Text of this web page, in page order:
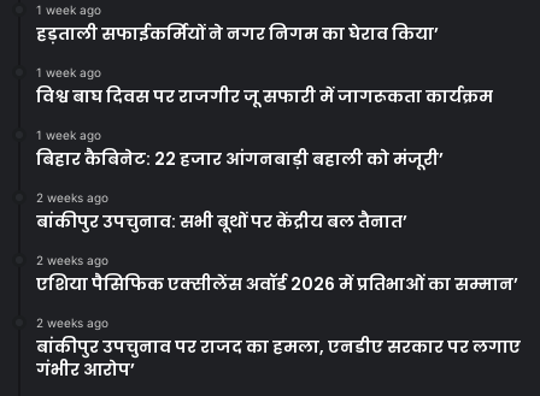
1 week ago
हड़ताली सफाईकर्मियों ने नगर निगम का घेराव किया’
1 week ago
विश्व बाघ दिवस पर राजगीर जू सफारी में जागरूकता कार्यक्रम
1 week ago
बिहार कैबिनेट: 22 हजार आंगनबाड़ी बहाली को मंजूरी’
2 weeks ago
बांकीपुर उपचुनाव: सभी बूथों पर केंद्रीय बल तैनात’
2 weeks ago
एशिया पैसिफिक एक्सीलेंस अवॉर्ड 2026 में प्रतिभाओं का सम्मान’
2 weeks ago
बांकीपुर उपचुनाव पर राजद का हमला, एनडीए सरकार पर लगाए
गंभीर आरोप’